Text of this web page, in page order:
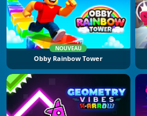
NOUVEAU
Obby Rainbow Tower